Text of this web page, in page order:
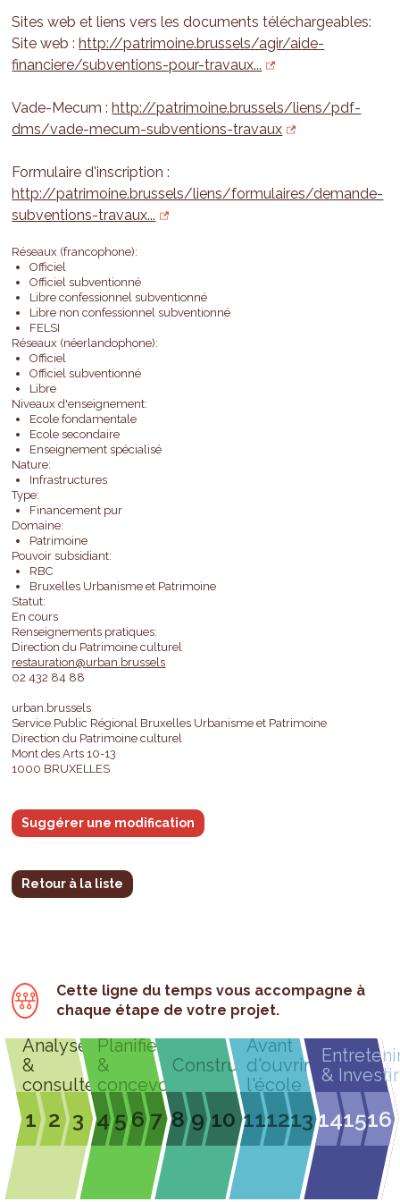
Sites web et liens vers les documents téléchargeables:
Site web : http://patrimoine.brussels/agir/aide-
financiere/subventions-pour-travaux...
Vade-Mecum : http://patrimoine.brussels/liens/pdf-
dms/vade-mecum-subventions-travaux
Formulaire d'inscription :
http://patrimoine.brussels/liens/formulaires/demande-
subventions-travaux...
Réseaux (francophone):
Officiel
Officiel subventionné
Libre confessionnel subventionné
Libre non confessionnel subventionné
FELSI
Réseaux (néerlandophone):
Officiel
Officiel subventionné
Libre
Niveaux d'enseignement:
Ecole fondamentale
Ecole secondaire
Enseignement spécialisé
Nature:
Infrastructures
Type:
Financement pur
Domaine:
Patrimoine
Pouvoir subsidiant:
RBC
Bruxelles Urbanisme et Patrimoine
Statut:
En cours
Renseignements pratiques:
Direction du Patrimoine culturel
restauration@urban.brussels
02 432 84 88
urban.brussels
Service Public Régional Bruxelles Urbanisme et Patrimoine
Direction du Patrimoine culturel
Mont des Arts 10-13
1000 BRUXELLES
Suggérer une modification
Retour à la liste
Cette ligne du temps vous accompagne à
chaque étape de votre projet.
Analyser
&
consulter
1 2 3
Planifier
&
concevoir
4 567
Construire
8 9 10
Avant
d'ouvrir
l'école
111213
& Investir
141516